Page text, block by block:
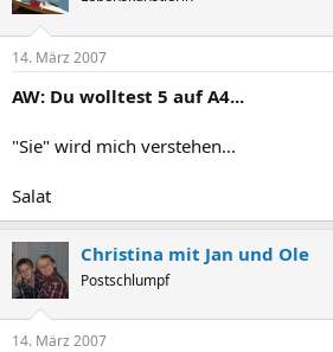
14. März 2007
AW: Du wolltest 5 auf A4...
"Sie" wird mich verstehen...
Salat
Christina mit Jan und Ole
Postschlumpf
14. März 2007